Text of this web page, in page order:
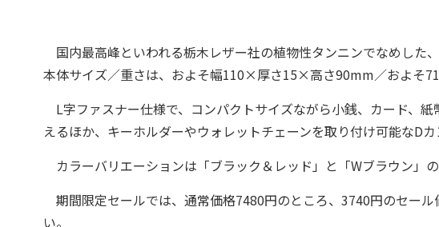
国内最高峰といわれる栃木レザー社の植物性タンニンでなめした
本体サイズ／重さは、およそ幅110×厚さ15×高さ90mm／およそ
L字ファスナー仕様で、コンパクトサイズながら小銭、カード、
えるほか、キーホルダーやウォレットチェーンを取り付け可能なDカ
カラーバリエーションは「ブラック＆レッド」と「Wブラウン」の
期間限定セールでは、通常価格7480円のところ、3740円のセール
い。